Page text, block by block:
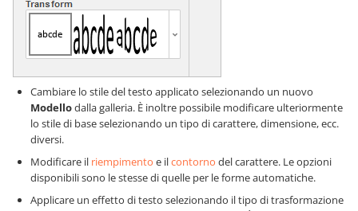
Cambiare lo stile del testo applicato selezionando un nuovo
Modellodalla galleria. È inoltre possibile modificare ulteriormente
lo stile di base selezionando un tipo di carattere, dimensione, ecc.
diversi.
Modificare il riempimento e ilcontorno del carattere. Le opzioni
disponibili sono le stesse di quelle per le forme automatiche.
Applicare un effetto di testo selezionando il tipo di trasformazione